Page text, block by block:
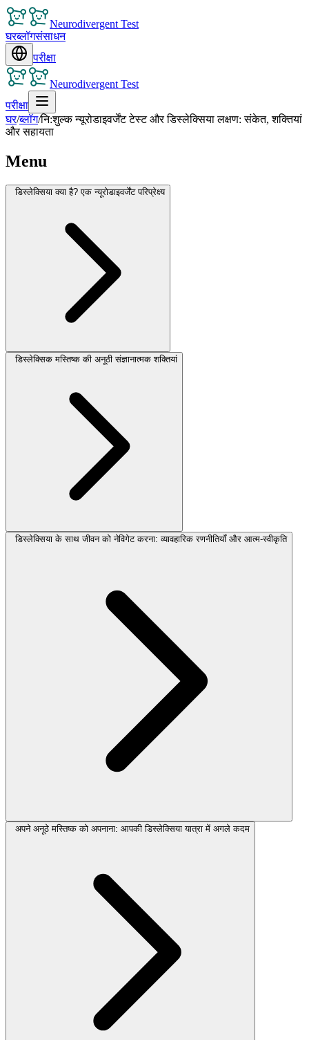
Neurodivergent Test
घरब्लॉगसंसाधन
परीक्षा
Neurodivergent Test
परीक्षा
घर/ब्लॉग/नि:शुल्क न्यूरोडाइवर्जेंट टेस्ट और डिस्लेक्सिया लक्षण: संकेत, शक्तियां
और सहायता
Menu
डिस्लेक्सिया क्या है? एक न्यूरोडाइवर्जेंट परिप्रेक्ष्य
डिस्लेक्सिक मस्तिष्क की अनूठी संज्ञानात्मक शक्तियां
डिस्लेक्सिया के साथ जीवन को नेविगेट करना: व्यावहारिक रणनीतियाँ और आत्म-स्वीकृति
अपने अनूठे मस्तिष्क को अपनाना: आपकी डिस्लेक्सिया यात्रा में अगले कदम